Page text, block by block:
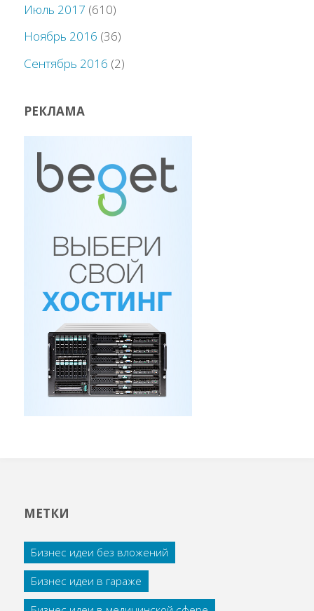
Июль 2017 (610)
Ноябрь 2016 (36)
Сентябрь 2016 (2)
РЕКЛАМА
МЕТКИ
Бизнес идеи без вложений
Бизнес идеи в гараже